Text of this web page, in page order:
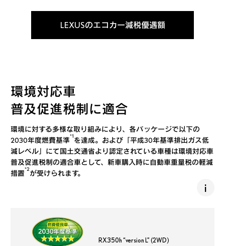
LEXUSのエコカー減税優遇額
環境対応車
普及促進税制に適合
環境に対する多様な取り組みにより、各パッケージで以下の
2030年度燃費基準
*1
を達成。 および「平成30年基準排出ガス低
減レベル」にて国土交通省より認定されている車種は環境対応車
普及促進税制の適合車として、新車購入時に自動車重量税の軽減
措置
*2
が受けられます。
RX350h “version L” (2WD)